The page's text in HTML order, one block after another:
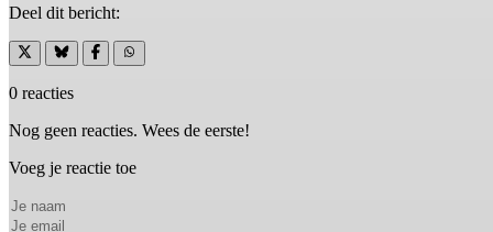
Deel dit bericht:
0 reacties
Nog geen reacties. Wees de eerste!
Voeg je reactie toe